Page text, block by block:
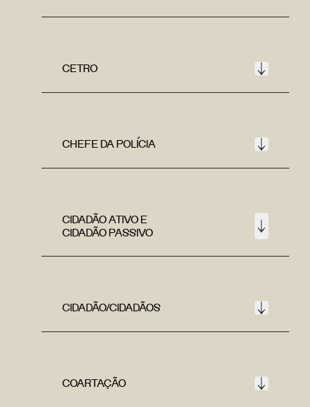
CETRO
CHEFE DA POLÍCIA
CIDADÃO ATIVO E
CIDADÃO PASSIVO
CIDADÃO/CIDADÃOS
COARTAÇÃO